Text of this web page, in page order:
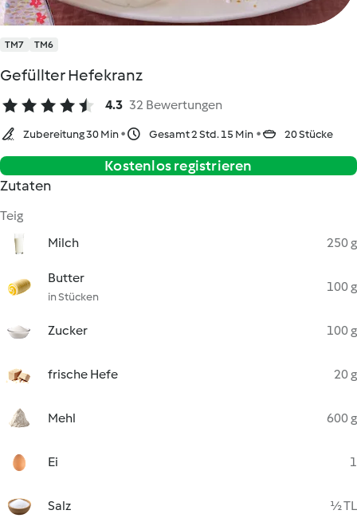
TM7 TM6
Gefüllter Hefekranz
4.3 32 Bewertungen
Zubereitung 30 Min Gesamt 2 Std. 15 Min 20 Stücke
Kostenlos registrieren
Zutaten
Teig
Milch
250 g
Butter
in Stücken
100 g
Zucker 100 g
frische Hefe 20 g
Mehl 600 g
Ei 1
Salz ½ TL